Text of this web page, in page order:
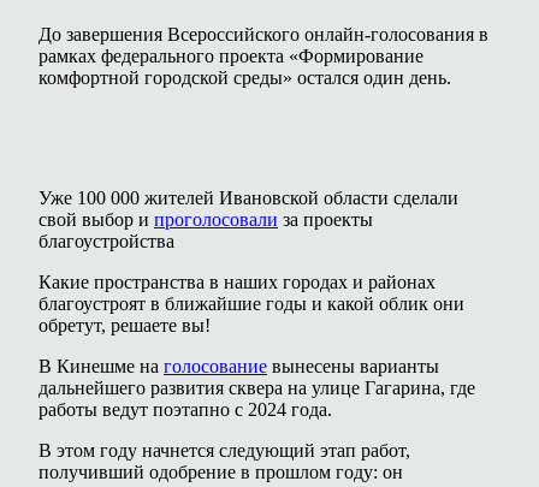
До завершения Всероссийского онлайн-голосования в
рамках федерального проекта «Формирование
комфортной городской среды» остался один день.
Уже 100 000 жителей Ивановской области сделали
свой выбор и проголосовали за проекты
благоустройства
Какие пространства в наших городах и районах
благоустроят в ближайшие годы и какой облик они
обретут, решаете вы!
В Кинешме на голосование вынесены варианты
дальнейшего развития сквера на улице Гагарина, где
работы ведут поэтапно с 2024 года.
В этом году начнется следующий этап работ,
получивший одобрение в прошлом году: он